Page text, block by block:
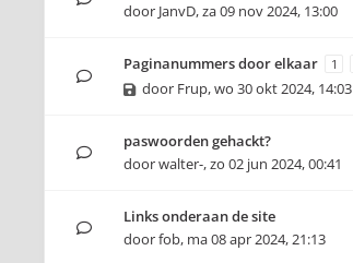
door JanvD,za 09 nov 2024, 13:00
Paginanummers door elkaar 1
door Frup,wo 30 okt 2024, 14:03
paswoorden gehackt?
doorwalter-,zo 02 jun 2024, 00:41
Links onderaan de site
doorfob, ma 08 apr 2024, 21:13